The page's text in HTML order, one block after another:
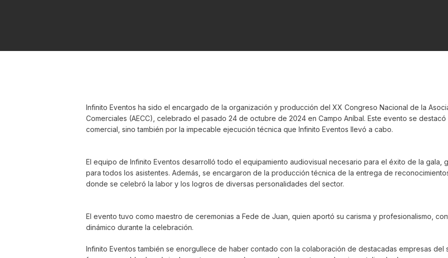
Infinito Eventos ha sido el encargado de la organización y producción del XX Congreso Nacional de la
Comerciales (AECC), celebrado el pasado 24 de octubre de 2024 en Campo Aníbal. Este evento se
comercial, sino también por la impecable ejecución técnica que Infinito Eventos llevó a cabo.
El equipo de Infinito Eventos desarrolló todo el equipamiento audiovisual necesario para el éxito de la gala,
para todos los asistentes. Además, se encargaron de la producción técnica de la entrega de
donde se celebró la labor y los logros de diversas personalidades del sector.
El evento tuvo como maestro de ceremonias a Fede de Juan, quien aportó su carisma y profesionalismo,
dinámico durante la celebración.
Infinito Eventos también se enorgullece de haber contado con la colaboración de destacadas empresas del